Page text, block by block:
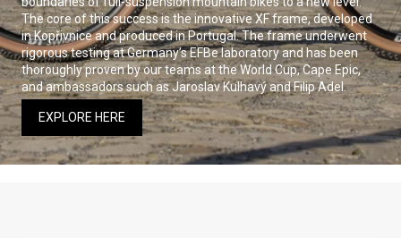
The core of this success is the innovative XF frame, developed
in Kopřivnice and produced in Portugal. The frame underwent
rigorous testing at Germany’s EFBe laboratory and has been
thoroughly proven by our teams at the World Cup, Cape Epic,
and ambassadors such as Jaroslav Kulhavý and Filip Adel.
EXPLORE HERE